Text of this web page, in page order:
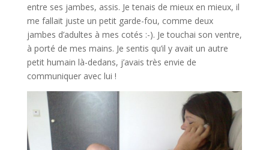
entre ses jambes, assis. Je tenais de mieux en mieux, il
me fallait juste un petit garde-fou, comme deux
jambes d’adultes à mes cotés :-). Je touchai son ventre,
à porté de mes mains. Je sentis qu’il y avait un autre
petit humain là-dedans, j’avais très envie de
communiquer avec lui !